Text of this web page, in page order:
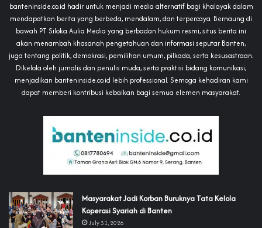
banteninside.co.id hadir untuk menjadi media alternatif bagi khalayak dalam
mendapatkan berita yang berbeda, mendalam, dan terpercaya. Bernaung di
bawah PT Siloka Aulia Media yang berbadan hukum resmi, situs berita ini
akan menambah khasanah pengetahuan dan informasi seputar Banten,
juga tentang politik, demokrasi, pemilihan umum, pilkada, serta kesusastraan.
Dikelola oleh jurnalis dan penulis muda, serta praktisi bidang komunikasi,
menjadikan banteninside.co.id lebih professional. Semoga kehadiran kami
dapat memberi kontribusi kebaikan bagi semua elemen masyarakat.
‎Masyarakat Jadi Korban Buruknya Tata Kelola
Koperasi Syariah di Banten
July 31, 2026